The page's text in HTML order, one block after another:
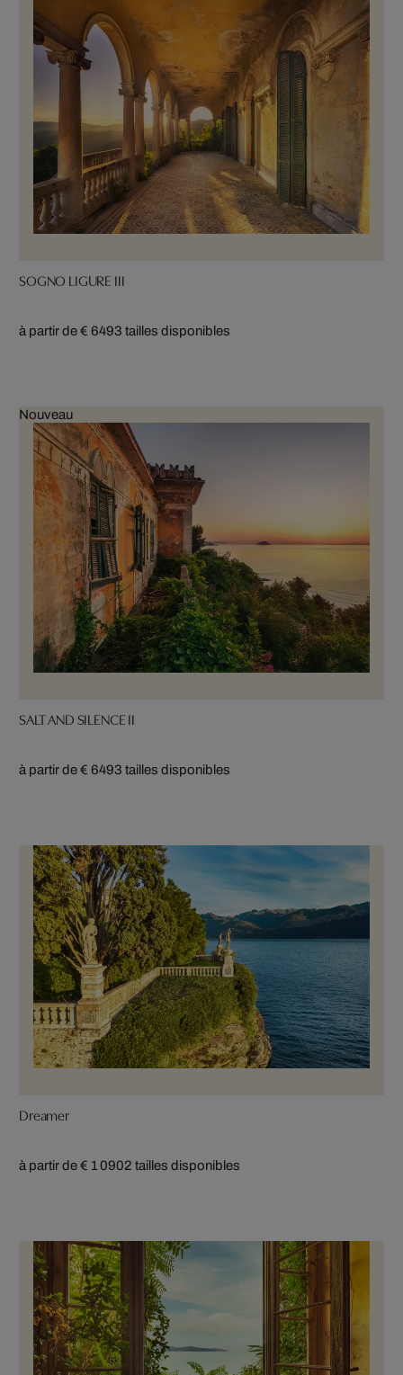
SOGNO LIGURE III
à partir de € 6493 tailles disponibles
Nouveau
SALT AND SILENCE II
à partir de € 6493 tailles disponibles
Dreamer
à partir de € 1 0902 tailles disponibles